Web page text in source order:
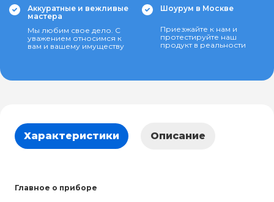
Аккуратные и вежливые
мастера
Мы любим свое дело. С
уважением относимся к
вам и вашему имуществу
Шоурум в Москве
Приезжайте к нам и
протестируйте наш
продукт в реальности
Характеристики Описание
Главное о приборе